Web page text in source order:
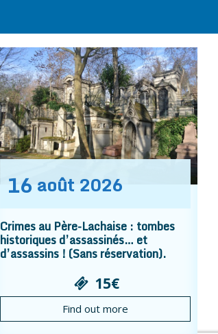
16 août 2026
Crimes au Père-Lachaise : tombes
historiques d’assassinés… et
d’assassins ! (Sans réservation).
15€
Find out more